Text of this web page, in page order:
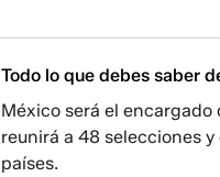
Todo lo que debes saber
México será el
reunirá a 48 selecciones
países.